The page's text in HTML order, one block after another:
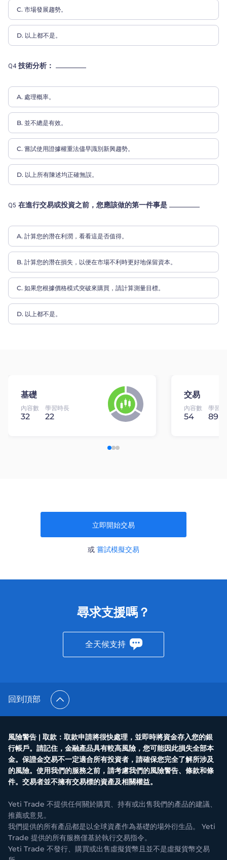
C. 市場發展趨勢。
D. 以上都不是。
Q4技術分析：
A. 處理概率。
B. 並不總是有效。
C. 嘗試使用證據權重法儘早識別新興趨勢。
D. 以上所有陳述均正確無誤。
Q5 在進行交易或投資之前，您應該做的第一件事是
A. 計算您的潛在利潤，看看這是否值得。
B. 計算您的潛在損失，以便在市場不利時更好地保留資本。
C. 如果您根據價格模式突破來購買，請計算測量目標。
D. 以上都不是。
基礎
內容數
32
學習時長
22
交易
內容數
54
學習
89
立即開始交易
或 嘗試模擬交易
尋求支援嗎？
全天候支持
回到頂部
風險警告 | 取款：取款申請將很快處理，並即時將資金存入您的銀
行帳戶。請記住，金融產品具有較高風險，您可能因此損失全部本
金。保證金交易不一定適合所有投資者，請確保您完全了解所涉及
的風險。使用我們的服務之前，請考慮我們的風險警告、條款和條
件。交易者並不擁有交易標的資產及相關權益。
Yeti Trade 不提供任何關於購買、持有或出售我們的產品的建議、
推薦或意見。
我們提供的所有產品都是以全球資產作為基礎的場外衍生品。 Yeti
Trade 提供的所有服務僅基於執行交易指令。
Yeti Trade 不發行、購買或出售虛擬貨幣且並不是虛擬貨幣交易